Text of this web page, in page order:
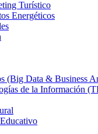
Turístico
Energéticos
(Big Data & Business
de la Información